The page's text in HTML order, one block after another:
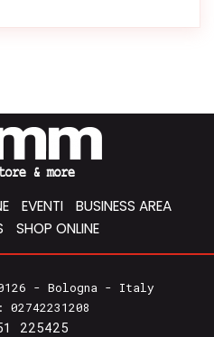
EVENTI
BUSINESS AREA
SHOP ONLINE
- Bologna - Italy
225425